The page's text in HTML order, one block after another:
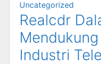
Uncategorized
Realcdr
Industri